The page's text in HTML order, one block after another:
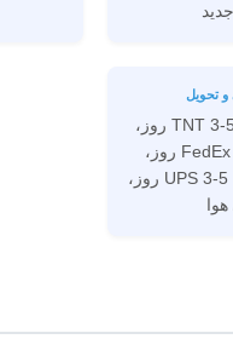
و تحویل
DHL 3-4 روز، TNT 3-5 روز،
FedEx ((IE / IP) 3-7 روز،
EMS 7-15 روز، UPS 3-5 روز،
هوا